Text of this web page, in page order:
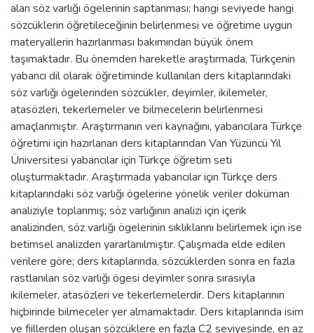
alan söz varlığı ögelerinin saptanması; hangi seviyede hangi
sözcüklerin öğretileceğinin belirlenmesi ve öğretime uygun
materyallerin hazırlanması bakımından büyük önem
taşımaktadır. Bu önemden hareketle araştırmada, Türkçenin
yabancı dil olarak öğretiminde kullanılan ders kitaplarındaki
söz varlığı ögelerinden sözcükler, deyimler, ikilemeler,
atasözleri, tekerlemeler ve bilmecelerin belirlenmesi
amaçlanmıştır. Araştırmanın veri kaynağını, yabancılara Türkçe
öğretimi için hazırlanan ders kitaplarından Van Yüzüncü Yıl
Üniversitesi yabancılar için Türkçe öğretim seti
oluşturmaktadır. Araştırmada yabancılar için Türkçe ders
kitaplarındaki söz varlığı ögelerine yönelik veriler doküman
analiziyle toplanmış; söz varlığının analizi için içerik
analizinden, söz varlığı ögelerinin sıklıklarını belirlemek için ise
betimsel analizden yararlanılmıştır. Çalışmada elde edilen
verilere göre; ders kitaplarında, sözcüklerden sonra en fazla
rastlanılan söz varlığı ögesi deyimler sonra sırasıyla
ikilemeler, atasözleri ve tekerlemelerdir. Ders kitaplarının
hiçbirinde bilmeceler yer almamaktadır. Ders kitaplarında isim
ve fiillerden oluşan sözcüklere en fazla C2 seviyesinde, en az